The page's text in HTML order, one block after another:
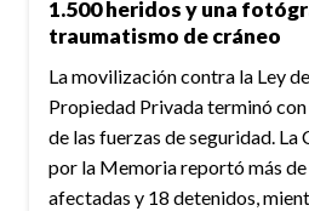
1.500 heridos y una
traumatismo de cráneo
La movilización contra la Ley
Propiedad Privada terminó
de las fuerzas de seguridad.
por la Memoria reportó más de
afectadas y 18 detenidos,